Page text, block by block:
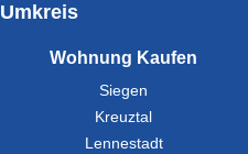
Wohnung Kaufen
Siegen
Kreuztal
Lennestadt